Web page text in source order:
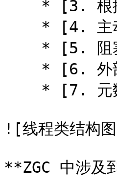
![线程类结构
**ZGC 中涉及